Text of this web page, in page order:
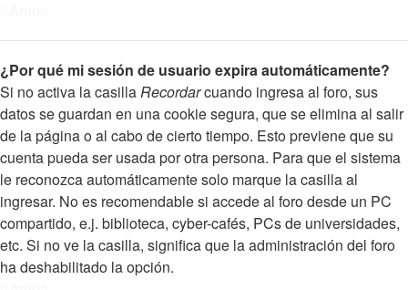
¿Por qué mi sesión de usuario expira automáticamente?
Si no activa la casillaRecordarcuando ingresa al foro, sus
datos se guardan en una cookie segura, que se elimina al salir
de la página o al cabo de cierto tiempo. Esto previene que su
cuenta pueda ser usada por otra persona. Para que el sistema
le reconozca automáticamente solo marque la casilla al
ingresar. No es recomendable si accede al foro desde un PC
compartido, e.j. biblioteca, cyber-cafés, PCs de universidades,
etc. Si no ve la casilla, significa que la administración del foro
ha deshabilitado la opción.